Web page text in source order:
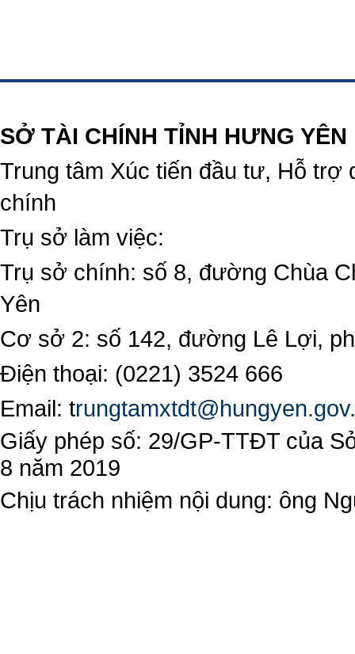
SỞ TÀI CHÍNH TỈNH HƯNG YÊN
Trung tâm Xúc tiến đầu tư, Hỗ trợ
chính
Trụ sở làm việc:
Trụ sở chính: số 8, đường Chùa
Yên
Cơ sở 2: số 142, đường Lê Lợi,
Điện thoại: (0221) 3524 666
Email: t
Giấy phép số: 29/GP-TTĐT của
8 năm 2019
Chịu trách nhiệm nội dung: ông